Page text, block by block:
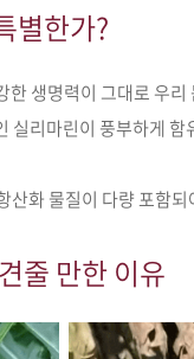
별한가?
생명력이 그대로 우리
실리마린이 풍부하게
화 물질이 다량 포함되
줄 만한 이유